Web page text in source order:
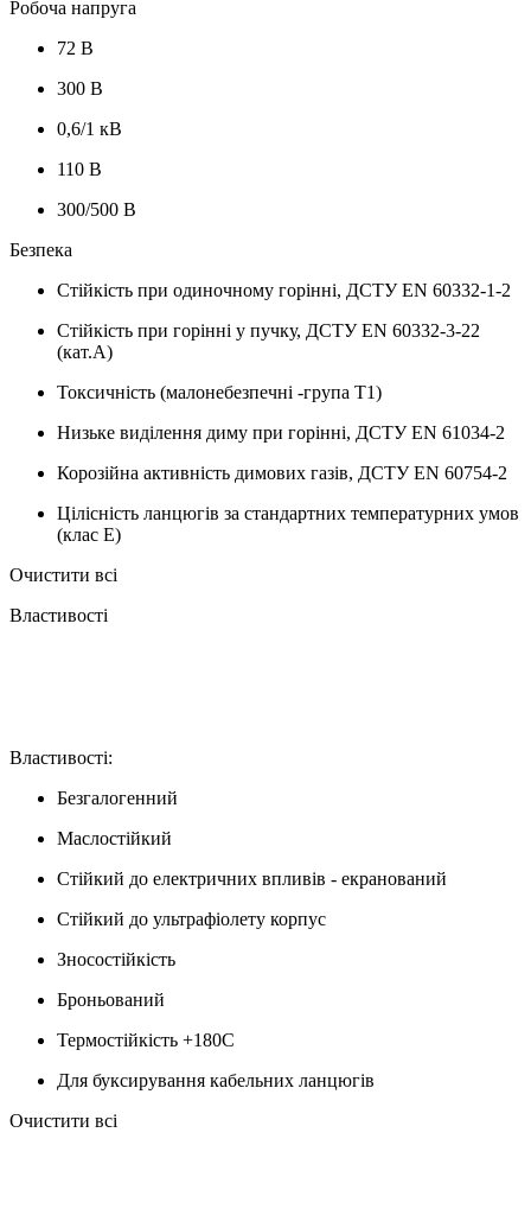
Робоча напруга
72 В
300 В
0,6/1 кВ
110 В
300/500 В
Безпека
Стійкість при одиночному горінні, ДСТУ EN 60332-1-2
Стійкість при горінні у пучку, ДСТУ EN 60332-3-22
(кат.А)
Токсичність (малонебезпечні -група Т1)
Низьке виділення диму при горінні, ДСТУ EN 61034-2
Корозійна активність димових газів, ДСТУ EN 60754-2
Цілісність ланцюгів за стандартних температурних умов
(клас E)
Очистити всі
Властивості
Властивості:
Безгалогенний
Маслостійкий
Стійкий до електричних впливів - екранований
Стійкий до ультрафіолету корпус
Зносостійкість
Броньований
Термостійкість +180C
Для буксирування кабельних ланцюгів
Очистити всі